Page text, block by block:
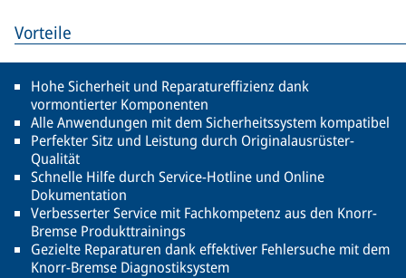
Vorteile
Hohe Sicherheit und Reparatureffizienz dank
vormontierter Komponenten
Alle Anwendungen mit dem Sicherheitssystem kompatibel
Perfekter Sitz und Leistung durch Originalausrüster-
Qualität
Schnelle Hilfe durch Service-Hotline und Online
Dokumentation
Verbesserter Service mit Fachkompetenz aus den Knorr-
Bremse Produkttrainings
Gezielte Reparaturen dank effektiver Fehlersuche mit dem
Knorr-Bremse Diagnostiksystem